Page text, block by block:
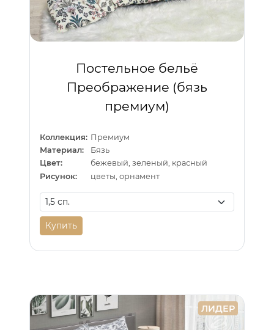
Постельное бельё
Преображение (бязь
премиум)
Коллекция: Премиум
Материал:
Бязь
Цвет:
бежевый, зеленый, красный
Рисунок:
цветы, орнамент
Купить
ЛИДЕР